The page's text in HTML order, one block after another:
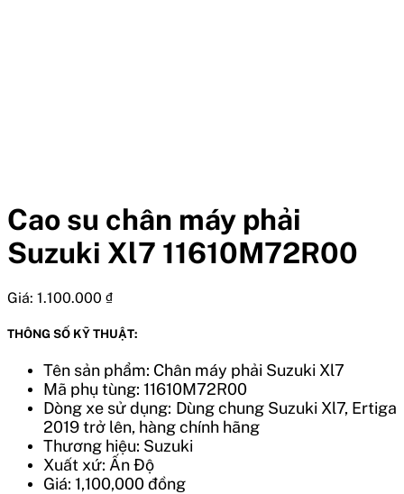
Cao su chân máy phải
Suzuki Xl7 11610M72R00
Giá: 1.100.000 ₫
THÔNG SỐ KỸ THUẬT:
Tên sản phẩm: Chân máy phải Suzuki Xl7
Mã phụ tùng: 11610M72R00
Dòng xe sử dụng: Dùng chung Suzuki Xl7, Ertiga
2019 trở lên, hàng chính hãng
Thương hiệu: Suzuki
Xuất xứ: Ấn Độ
Giá: 1,100,000 đồng